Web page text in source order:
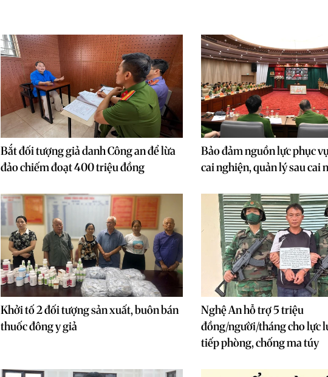
Bắt đối tượng giả danh Công an để lừa
đảo chiếm đoạt 400 triệu đồng
Bảo đảm nguồn lực phục
cai nghiện, quản lý sau cai
Khởi tố 2 đối tượng sản xuất, buôn bán
thuốc đông y giả
Nghệ An hỗ trợ 5 triệu
đồng/người/tháng cho lực
tiếp phòng, chống ma túy